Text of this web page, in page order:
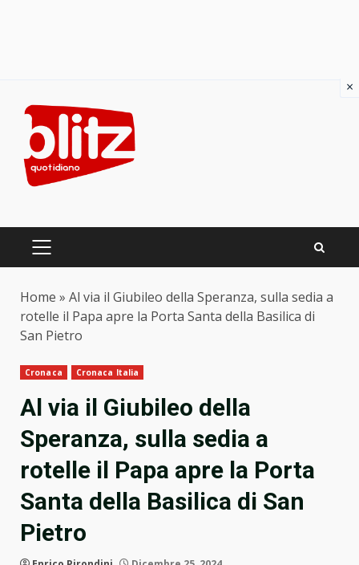
content
PRIMARY
Home » Al via il Giubileo della Speranza, sulla sedia a
rotelle il Papa apre la Porta Santa della Basilica di
San Pietro
Cronaca Cronaca Italia
Al via il Giubileo della
Speranza, sulla sedia a
rotelle il Papa apre la Porta
Santa della Basilica di San
Pietro
×